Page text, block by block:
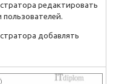
редактировать
добавлять